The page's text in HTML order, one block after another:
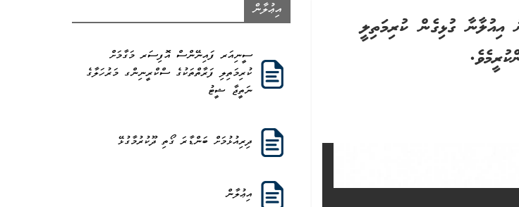
ގުޅިގެން ކުރިމަތިލީ
އިޢުލާން
ސީނިއަރ ފައިނޭންސް އޮފިސަރ މަގާމަށް
ކުރިމަތިލި ފަރާތްތަކުގެ ސްކްރީނިންގ މަރުހަލާގެ
ނަތީޖާ ޝީޓު
ދިރިއުޅުމަށް ބަންޑާރަ ގޯތި ދޫކުރުމާގުޅޭ
އިޢުލާން